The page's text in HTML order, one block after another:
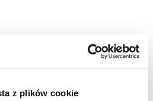
z plików cookie